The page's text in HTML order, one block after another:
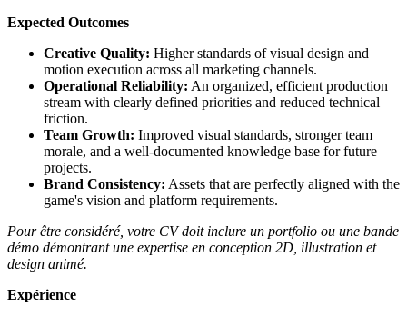
Expected Outcomes
Creative Quality: Higher standards of visual design and
motion execution across all marketing channels.
Operational Reliability: An organized, efficient production
stream with clearly defined priorities and reduced technical
friction.
Team Growth: Improved visual standards, stronger team
morale, and a well-documented knowledge base for future
projects.
Brand Consistency: Assets that are perfectly aligned with the
game's vision and platform requirements.
Pour être considéré, votre CV doit inclure un portfolio ou une bande
démo démontrant une expertise en conception 2D, illustration et
design animé.
Expérience